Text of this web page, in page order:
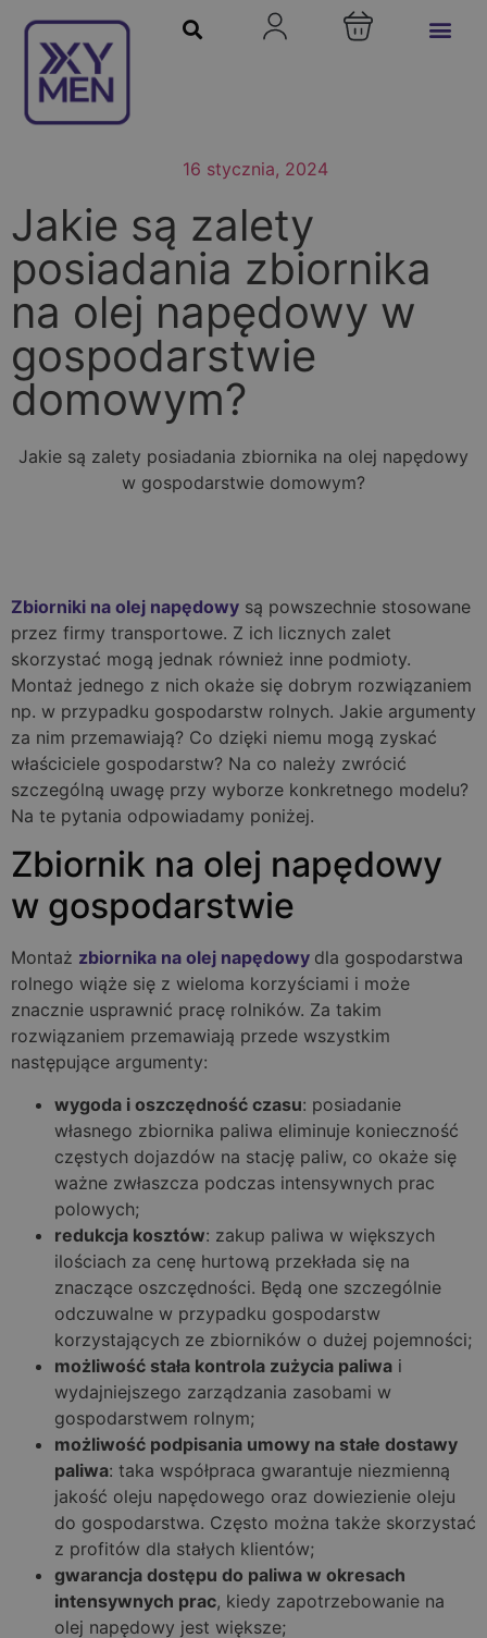
16 stycznia, 2024
Jakie są zalety
posiadania zbiornika
na olej napędowy w
gospodarstwie
domowym?
Jakie są zalety posiadania zbiornika na olej napędowy
w gospodarstwie domowym?
Zbiorniki na olej napędowy są powszechnie stosowane
przez firmy transportowe. Z ich licznych zalet
skorzystać mogą jednak również inne podmioty.
Montaż jednego z nich okaże się dobrym rozwiązaniem
np. w przypadku gospodarstw rolnych. Jakie argumenty
za nim przemawiają? Co dzięki niemu mogą zyskać
właściciele gospodarstw? Na co należy zwrócić
szczególną uwagę przy wyborze konkretnego modelu?
Na te pytania odpowiadamy poniżej.
Zbiornik na olej napędowy
w gospodarstwie
Montaż zbiornika na olej napędowy dla gospodarstwa
rolnego wiąże się z wieloma korzyściami i może
znacznie usprawnić pracę rolników. Za takim
rozwiązaniem przemawiają przede wszystkim
następujące argumenty:
wygoda i oszczędność czasu: posiadanie
własnego zbiornika paliwa eliminuje konieczność
częstych dojazdów na stację paliw, co okaże się
ważne zwłaszcza podczas intensywnych prac
polowych;
redukcja kosztów: zakup paliwa w większych
ilościach za cenę hurtową przekłada się na
znaczące oszczędności. Będą one szczególnie
odczuwalne w przypadku gospodarstw
korzystających ze zbiorników o dużej pojemności;
możliwość stała kontrola zużycia paliwa i
wydajniejszego zarządzania zasobami w
gospodarstwem rolnym;
możliwość podpisania umowy na stałe dostawy
paliwa: taka współpraca gwarantuje niezmienną
jakość oleju napędowego oraz dowiezienie oleju
do gospodarstwa. Często można także skorzystać
z profitów dla stałych klientów;
gwarancja dostępu do paliwa w okresach
intensywnych prac, kiedy zapotrzebowanie na
olej napędowy jest większe;